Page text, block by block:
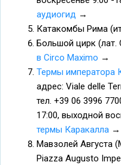
аудиогид →
Катакомбы Рима
Большой цирк (лат.
в Circo Maximo →
Термы императора
адрес: Viale delle
тел. +39 06 3996
17:00, выходной
термы Каракалла →
Мавзолей Августа
Piazza Augusto